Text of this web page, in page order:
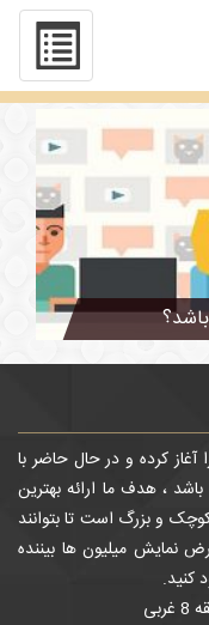
از سال 1386 کار خود را آغاز کرده و در حال حاضر با
باشد ، هدف ما ارائه بهترین
و بزرگ است تا بتوانند
نمایش میلیون ها بیننده
کنید.